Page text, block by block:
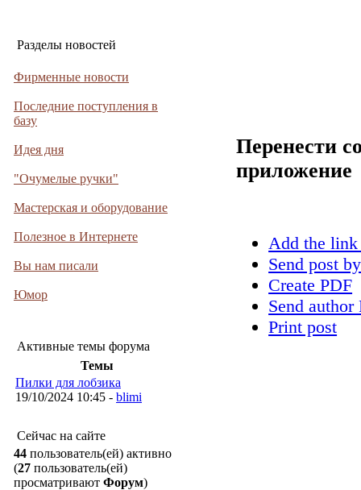
Разделы новостей
Фирменные новости
Последние поступления в
базу
Идея дня
"Очумелые ручки"
Мастерская и оборудование
Полезное в Интернете
Вы нам писали
Юмор
Активные темы форума
Темы
Пилки для лобзика
19/10/2024 10:45 - blimi
Сейчас на сайте
44 пользователь(ей) активно
(27 пользователь(ей)
просматривают Форум)
Перенести
приложение
Add the
Send post
Create PDF
Send
Print post